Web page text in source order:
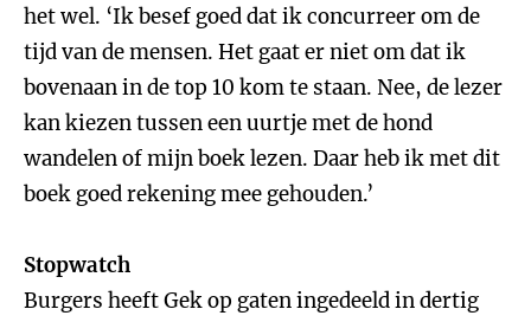
het wel. ‘Ik besef goed dat ik concurreer om de
tijd van de mensen. Het gaat er niet om dat ik
bovenaan in de top 10 kom te staan. Nee, de lezer
kan kiezen tussen een uurtje met de hond
wandelen of mijn boek lezen. Daar heb ik met dit
boek goed rekening mee gehouden.’
Stopwatch
Burgers heeft Gek op gaten ingedeeld in dertig